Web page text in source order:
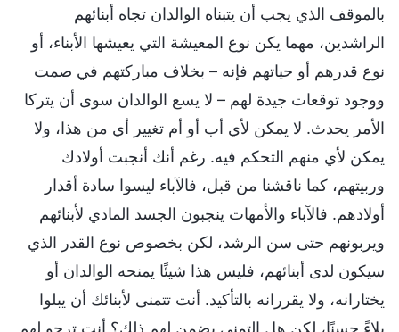
بالموقف الذي يجب أن يتبناه الوالدان تجاه أبنائهم
الراشدين، مهما يكن نوع المعيشة التي يعيشها الأبناء، أو
نوع قدرهم أو حياتهم فإنه – بخلاف مباركتهم في صمت
ووجود توقعات جيدة لهم – لا يسع الوالدان سوى أن يتركا
الأمر يحدث. لا يمكن لأي أب أو أم تغيير أي من هذا، ولا
يمكن لأي منهم التحكم فيه. رغم أنك أنجبت أولادك
وربيتهم، كما ناقشنا من قبل، فالآباء ليسوا سادة أقدار
أولادهم. فالآباء والأمهات ينجبون الجسد المادي لأبنائهم
ويربونهم حتى سن الرشد، لكن بخصوص نوع القدر الذي
سيكون لدى أبنائهم، فليس هذا شيئًا يمنحه الوالدان أو
يختارانه، ولا يقررانه بالتأكيد. أنت تتمنى لأبنائك أن يبلوا
بلاءً حسنًا، لكن هل التمني يضمن لهم ذلك؟ أنت ترجو لهم